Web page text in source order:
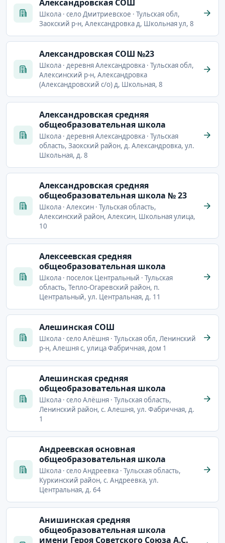
Александровская СОШ
Школа · село Дмитриевское · Тульская обл,
Заокский р-н, Александровка д, Школьная ул, 8
Александровская СОШ №23
Школа · деревня Александровка · Тульская обл,
Алексинский р-н, Александровка
(Александровский с/о) д, Школьная, 8
Александровская средняя
общеобразовательная школа
Школа · деревня Александровка · Тульская
область, Заокский район, д. Александровка, ул.
Школьная, д. 8
Александровская средняя
общеобразовательная школа № 23
Школа · Алексин · Тульская область,
Алексинский район, Алексин, Школьная улица,
10
Алексеевская средняя
общеобразовательная школа
Школа · поселок Центральный · Тульская
область, Тепло-Огаревский район, п.
Центральный, ул. Центральная, д. 11
Алешинская СОШ
Школа · село Алёшня · Тульская обл, Ленинский
р-н, Алешня с, улица Фабричная, дом 1
Алешинская средняя
общеобразовательная школа
Школа · село Алёшня · Тульская область,
Ленинский район, с. Алешня, ул. Фабричная, д.
1
Андреевская основная
общеобразовательная школа
Школа · село Андреевка · Тульская область,
Куркинский район, с. Андреевка, ул.
Центральная, д. 64
Анишинская средняя
общеобразовательная школа
имени Героя Советского Союза А.С.